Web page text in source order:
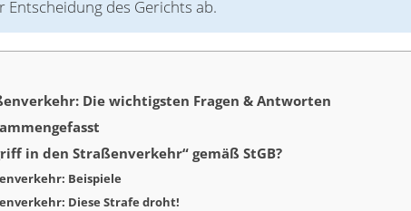
des Gerichts ab.
Die wichtigsten Fragen & Antworten
in den Straßenverkehr“ gemäß StGB?
Beispiele
Diese Strafe droht!